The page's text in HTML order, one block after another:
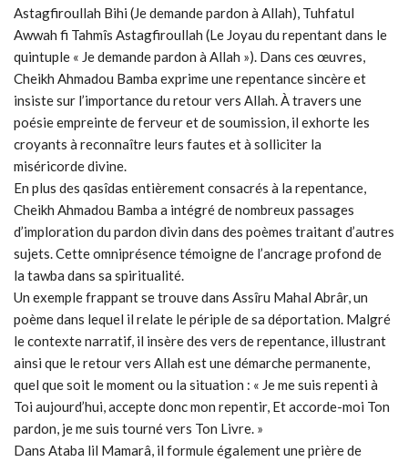
Astagfiroullah Bihi (Je demande pardon à Allah), Tuhfatul
Awwah fi Tahmîs Astagfiroullah (Le Joyau du repentant dans le
quintuple « Je demande pardon à Allah »). Dans ces œuvres,
Cheikh Ahmadou Bamba exprime une repentance sincère et
insiste sur l’importance du retour vers Allah. À travers une
poésie empreinte de ferveur et de soumission, il exhorte les
croyants à reconnaître leurs fautes et à solliciter la
miséricorde divine.
En plus des qasîdas entièrement consacrés à la repentance,
Cheikh Ahmadou Bamba a intégré de nombreux passages
d’imploration du pardon divin dans des poèmes traitant d’autres
sujets. Cette omniprésence témoigne de l’ancrage profond de
la tawba dans sa spiritualité.
Un exemple frappant se trouve dans Assîru Mahal Abrâr, un
poème dans lequel il relate le périple de sa déportation. Malgré
le contexte narratif, il insère des vers de repentance, illustrant
ainsi que le retour vers Allah est une démarche permanente,
quel que soit le moment ou la situation : « Je me suis repenti à
Toi aujourd’hui, accepte donc mon repentir, Et accorde-moi Ton
pardon, je me suis tourné vers Ton Livre. »
Dans Ataba lil Mamarâ, il formule également une prière de